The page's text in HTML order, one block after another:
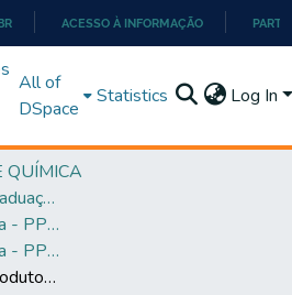
PARA
O
ACESSO À INFORMAÇÃO
All of
DSpace
Statistics Log In
QUÍMICA
Programa de Pós-Graduação em Química - PPGQ
Mestrado em Química - PPGQ
Mestrado em Química - PPGQ
Triagem in vitro de produtos naturais e derivados sintéticos em busca de inibidores de urease